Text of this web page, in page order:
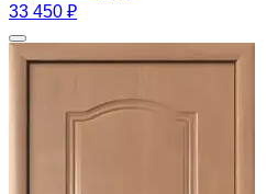
33 450 ₽